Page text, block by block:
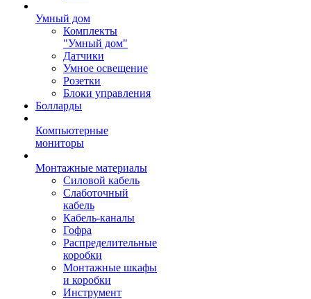
Умный дом
Комплекты
"Умный дом"
Датчики
Умное освещение
Розетки
Блоки управления
Болларды
Компьютерные
мониторы
Монтажные материалы
Силовой кабель
Слаботочный
кабель
Кабель-каналы
Гофра
Распределительные
коробки
Монтажные шкафы
и коробки
Инструмент